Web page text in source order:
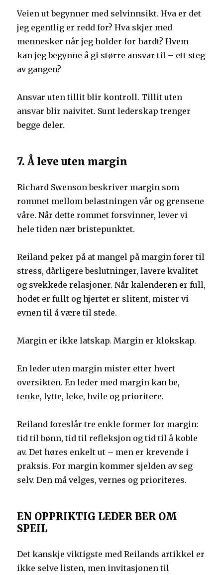
Veien ut begynner med selvinnsikt. Hva er det
jeg egentlig er redd for? Hva skjer med
mennesker når jeg holder for hardt? Hvem
kan jeg begynne å gi større ansvar til – ett steg
av gangen?
Ansvar uten tillit blir kontroll. Tillit uten
ansvar blir naivitet. Sunt lederskap trenger
begge deler.
7. Å leve uten margin
Richard Swenson beskriver margin som
rommet mellom belastningen vår og grensene
våre. Når dette rommet forsvinner, lever vi
hele tiden nær bristepunktet.
Reiland peker på at mangel på margin fører til
stress, dårligere beslutninger, lavere kvalitet
og svekkede relasjoner. Når kalenderen er full,
hodet er fullt og hjertet er slitent, mister vi
evnen til å være til stede.
Margin er ikke latskap. Margin er klokskap.
En leder uten margin mister etter hvert
oversikten. En leder med margin kan be,
tenke, lytte, leke, hvile og prioritere.
Reiland foreslår tre enkle former for margin:
tid til bønn, tid til refleksjon og tid til å koble
av. Det høres enkelt ut – men er krevende i
praksis. For margin kommer sjelden av seg
selv. Den må velges, vernes og prioriteres.
EN OPPRIKTIG LEDER BER OM
SPEIL
Det kanskje viktigste med Reilands artikkel er
ikke selve listen, men invitasjonen til